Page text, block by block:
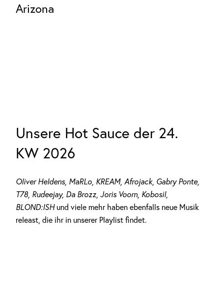
Arizona
Unsere Hot Sauce der 24.
KW 2026
Oliver Heldens, MaRLo, KREAM, Afrojack, Gabry Ponte,
T78, Rudeejay, Da Brozz, Joris Voorn, Kobosil,
BLOND:ISH und viele mehr haben ebenfalls neue Musik
releast, die ihr in unserer Playlist findet.